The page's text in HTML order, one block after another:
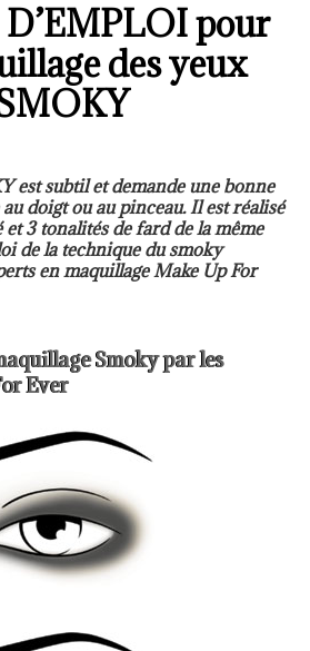
pour
des yeux
est subtil et demande une bonne
doigt ou au pinceau. Il est réalisé
3 tonalités de fard de la même
de la technique du smoky
en maquillage Make Up For
Smoky par les
Ever